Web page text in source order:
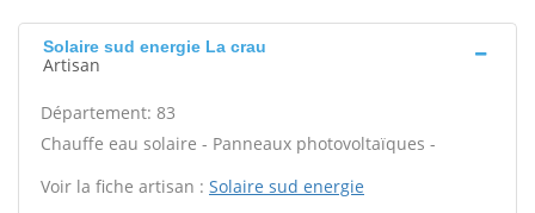
Solaire sud energie La crau
Artisan
Département: 83
Chauffe eau solaire - Panneaux photovoltaïques -
Voir la fiche artisan : Solaire sud energie